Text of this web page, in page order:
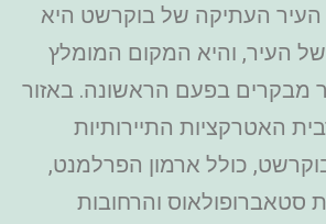
העתיקה של בוקרשט היא
העיר, והיא המקום המומלץ
מבקרים בפעם הראשונה. באזור
האטרקציות התיירותיות
כולל ארמון הפרלמנט,
סטאברופולאוס והרחובות